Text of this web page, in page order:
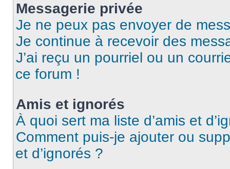
Messagerie privée
Je ne peux pas envoyer de
Je continue à recevoir des
J’ai reçu un pourriel ou un
ce forum !
Amis et ignorés
À quoi sert ma liste d’amis et
Comment puis-je ajouter ou
et d’ignorés ?